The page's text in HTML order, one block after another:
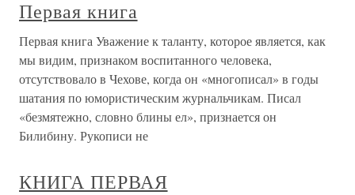
Первая книга
Первая книга Уважение к таланту, которое является, как
мы видим, признаком воспитанного человека,
отсутствовало в Чехове, когда он «многописал» в годы
шатания по юмористическим журнальчикам. Писал
«безмятежно, словно блины ел», признается он
Билибину. Рукописи не
КНИГА ПЕРВАЯ